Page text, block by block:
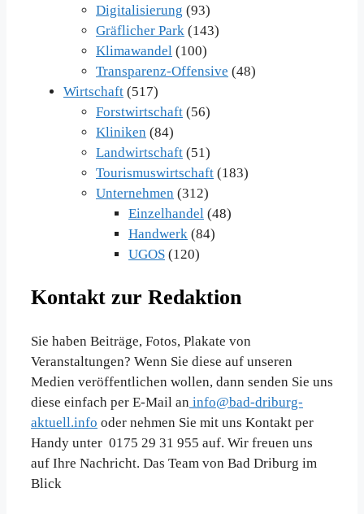
Digitalisierung (93)
Gräflicher Park (143)
Klimawandel (100)
Transparenz-Offensive (48)
Wirtschaft (517)
Forstwirtschaft (56)
Kliniken (84)
Landwirtschaft (51)
Tourismuswirtschaft (183)
Unternehmen (312)
Einzelhandel (48)
Handwerk (84)
UGOS (120)
Kontakt zur Redaktion
Sie haben Beiträge, Fotos, Plakate von
Veranstaltungen? Wenn Sie diese auf unseren
Medien veröffentlichen wollen, dann senden Sie uns
diese einfach per E-Mail an info@bad-driburg-
aktuell.info oder nehmen Sie mit uns Kontakt per
Handy unter 0175 29 31 955 auf. Wir freuen uns
auf Ihre Nachricht. Das Team von Bad Driburg im
Blick